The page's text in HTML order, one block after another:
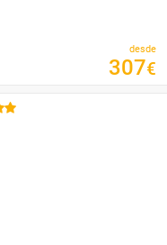
desde
307€